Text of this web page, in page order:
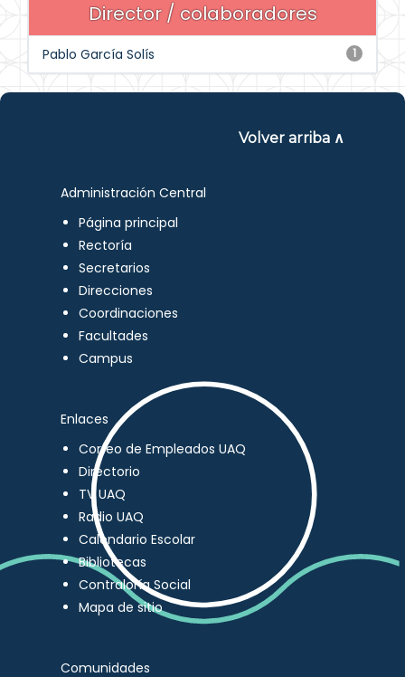
Director / colaboradores
1
Pablo García Solís
Volver arriba ∧
Administración Central
Página principal
Rectoría
Secretarios
Direcciones
Coordinaciones
Facultades
Campus
Enlaces
Correo de Empleados UAQ
Directorio
TV UAQ
Radio UAQ
Calendario Escolar
Bibliotecas
Contraloría Social
Mapa de sitio
Comunidades